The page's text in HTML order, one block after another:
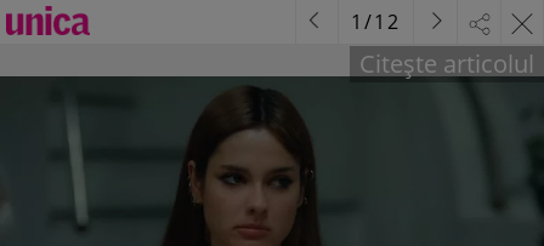
Citește articolul
1 /12